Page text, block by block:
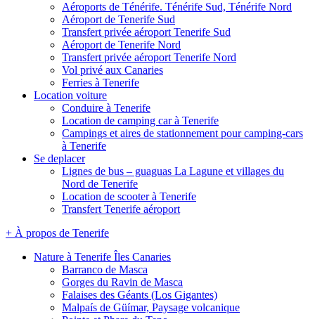
Aéroports de Ténérife. Ténérife Sud, Ténérife Nord
Aéroport de Tenerife Sud
Transfert privée aéroport Tenerife Sud
Aéroport de Tenerife Nord
Transfert privée aéroport Tenerife Nord
Vol privé aux Canaries
Ferries à Tenerife
Location voiture
Conduire à Tenerife
Location de camping car à Tenerife
Campings et aires de stationnement pour camping-cars
à Tenerife
Se deplacer
Lignes de bus – guaguas La Lagune et villages du
Nord de Tenerife
Location de scooter à Tenerife
Transfert Tenerife aéroport
+ À propos de Tenerife
Nature à Tenerife Îles Canaries
Barranco de Masca
Gorges du Ravin de Masca
Falaises des Géants (Los Gigantes)
Malpaís de Güímar, Paysage volcanique